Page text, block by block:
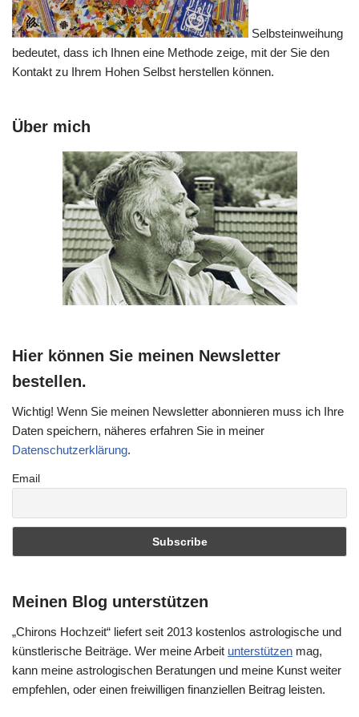
Selbsteinweihung
bedeutet, dass ich Ihnen eine Methode zeige, mit der Sie den
Kontakt zu Ihrem Hohen Selbst herstellen können.
Über mich
Hier können Sie meinen Newsletter
bestellen.
Wichtig! Wenn Sie meinen Newsletter abonnieren muss ich Ihre
Daten speichern, näheres erfahren Sie in meiner
Datenschutzerklärung.
Email
Meinen Blog unterstützen
„Chirons Hochzeit“ liefert seit 2013 kostenlos astrologische und
künstlerische Beiträge. Wer meine Arbeit unterstützen mag,
kann meine astrologischen Beratungen und meine Kunst weiter
empfehlen, oder einen freiwilligen finanziellen Beitrag leisten.